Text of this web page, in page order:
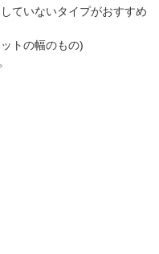
ていないタイプがおすすめ
トの幅のもの)